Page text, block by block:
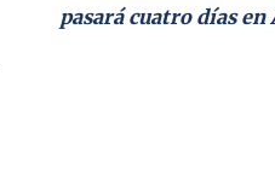
pasará cuatro días